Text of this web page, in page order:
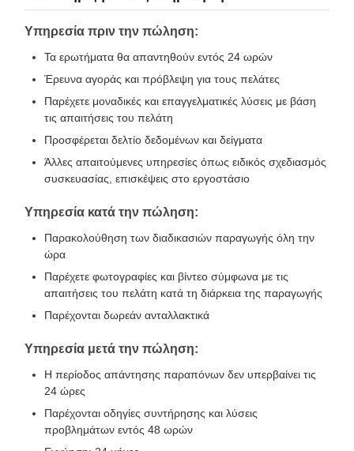
Υπηρεσία πριν την πώληση:
Τα ερωτήματα θα απαντηθούν εντός 24 ωρών
Έρευνα αγοράς και πρόβλεψη για τους πελάτες
Παρέχετε μοναδικές και επαγγελματικές λύσεις με βάση
τις απαιτήσεις του πελάτη
Προσφέρεται δελτίο δεδομένων και δείγματα
Άλλες απαιτούμενες υπηρεσίες όπως ειδικός σχεδιασμός
συσκευασίας, επισκέψεις στο εργοστάσιο
Υπηρεσία κατά την πώληση:
Παρακολούθηση των διαδικασιών παραγωγής όλη την
ώρα
Παρέχετε φωτογραφίες και βίντεο σύμφωνα με τις
απαιτήσεις του πελάτη κατά τη διάρκεια της παραγωγής
Παρέχονται δωρεάν ανταλλακτικά
Υπηρεσία μετά την πώληση:
Η περίοδος απάντησης παραπόνων δεν υπερβαίνει τις
24 ώρες
Παρέχονται οδηγίες συντήρησης και λύσεις
προβλημάτων εντός 48 ωρών